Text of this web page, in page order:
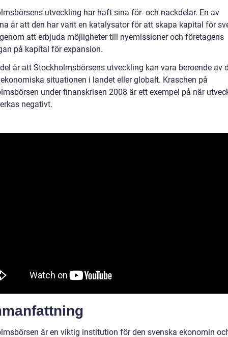
utveckling har haft sina för- och nackdelar. En av
är att den har varit en katalysator för att skapa kapital för
att erbjuda möjligheter till nyemissioner och företagens
på kapital för expansion.
är att Stockholmsbörsens utveckling kan vara beroende av
situationen i landet eller globalt. Kraschen på
under finanskrisen 2008 är ett exempel på när
negativt.
är en viktig institution för den svenska ekonomin